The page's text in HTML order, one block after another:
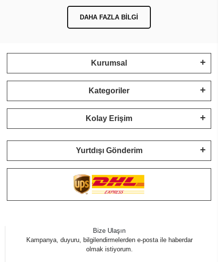
DAHA FAZLA BILGI
Kurumsal
Kategoriler
Kolay Erişim
Yurtdışı Gönderim
Bize Ulaşın
Kampanya, duyuru, bilgilendirmelerden e-posta ile haberdar
olmak istiyorum.